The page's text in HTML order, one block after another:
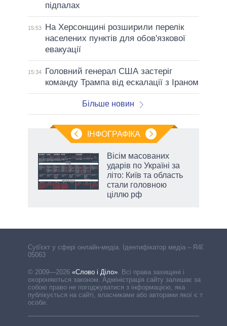
підпалах
15:53
На Херсонщині розширили перелік
населених пунктів для обов'язкової
евакуації
15:34
Головний генерал США застеріг
команду Трампа від ескалації з Іраном
Більше новин
ІНФОГРАФІКА
Вісім масованих
ударів по Україні за
літо: Київ та область
стали головною
ціллю рф
Cуб'єкт у сфері онлайн-медіа. Ідентифікатор медіа – R40-
05063
© 2009—2026 «Слово і Діло». Всі права захищені і
охороняються законом. Адміністрація сайту залишає за
собою право не погоджуватися з інформацією, яка
публікується на сайті, власниками або авторами якої є треті
особи.